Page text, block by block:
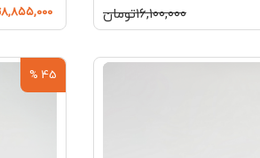
۱۶,۱۰۰,۰۰۰تومان ۸,۸۵۵,۰۰۰تومان
45 %